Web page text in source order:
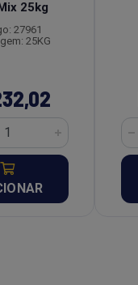
25kg
27961
25KG